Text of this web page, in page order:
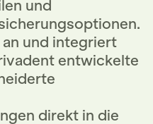
und
und integriert
entwickelte
direkt in die